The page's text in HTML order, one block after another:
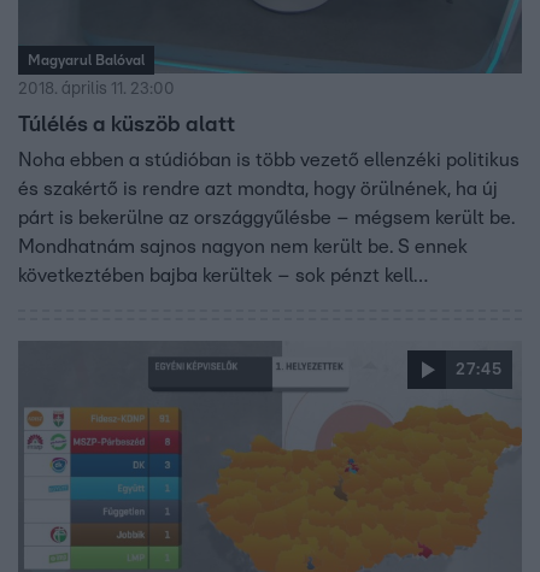
Magyarul Balóval
2018. április 11. 23:00
Túlélés a küszöb alatt
Noha ebben a stúdióban is több vezető ellenzéki politikus
és szakértő is rendre azt mondta, hogy örülnének, ha új
párt is bekerülne az országgyűlésbe – mégsem került be.
Mondhatnám sajnos nagyon nem került be. S ennek
következtében bajba kerültek – sok pénzt kell
27:45